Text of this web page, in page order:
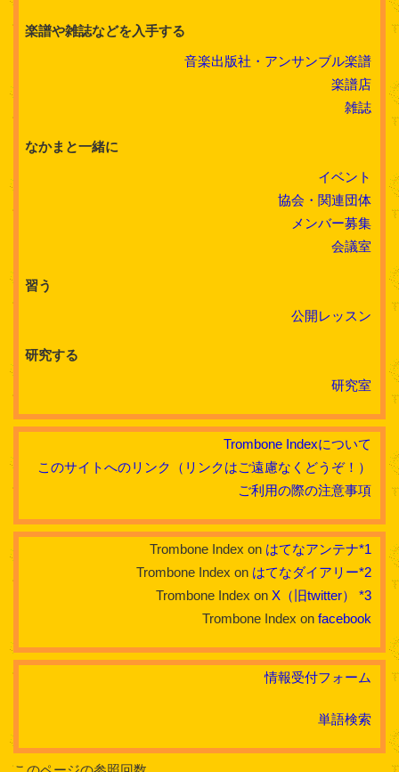
楽譜や雑誌などを入手する
音楽出版社・アンサンブル楽譜
楽譜店
雑誌
なかまと一緒に
イベント
協会・関連団体
メンバー募集
会議室
習う
公開レッスン
研究する
研究室
Trombone Indexについて
このサイトへのリンク（リンクはご遠慮なくどうぞ！）
ご利用の際の注意事項
Trombone Index on はてなアンテナ*1
Trombone Index on はてなダイアリー*2
Trombone Index on X（旧twitter）
*3
Trombone Index on facebook
情報受付フォーム
単語検索